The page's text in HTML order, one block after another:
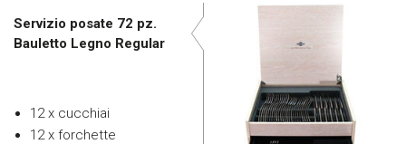
Servizio posate 72 pz.
Bauletto Legno Regular
12 x cucchiai
12 x forchette